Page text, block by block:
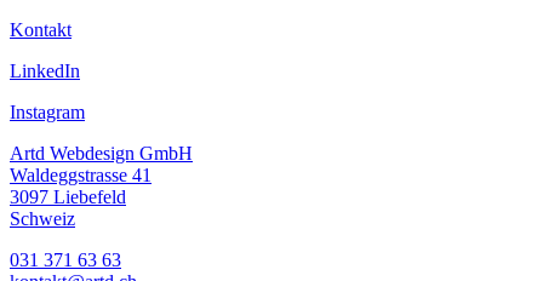
Kontakt
LinkedIn
Instagram
Artd Webdesign GmbH
Waldeggstrasse 41
3097 Liebefeld
Schweiz
031 371 63 63